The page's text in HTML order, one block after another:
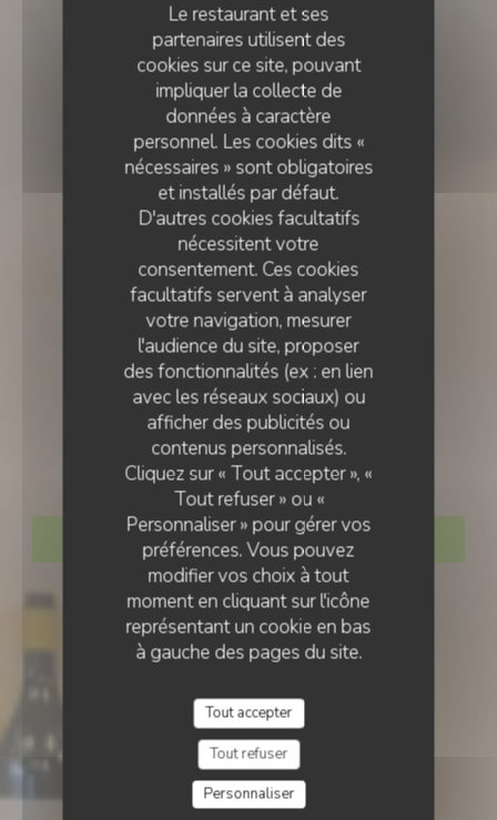
Le restaurant et ses
partenaires utilisent des
cookies sur ce site, pouvant
impliquer la collecte de
données à caractère
personnel. Les cookies dits «
nécessaires » sont obligatoires
et installés par défaut.
D'autres cookies facultatifs
nécessitent votre
consentement. Ces cookies
facultatifs servent à analyser
votre navigation, mesurer
l'audience du site, proposer
des fonctionnalités (ex : en lien
avec les réseaux sociaux) ou
afficher des publicités ou
contenus personnalisés.
Cliquez sur « Tout accepter », «
Tout refuser » ou «
Personnaliser » pour gérer vos
préférences. Vous pouvez
modifier vos choix à tout
moment en cliquant sur l'icône
représentant un cookie en bas
à gauche des pages du site.
Tout accepter
Tout refuser
Personnaliser
BAR À VINS• PARIS
Gros
RÉSERVER